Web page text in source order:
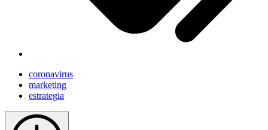
coronavirus
marketing
estrategia